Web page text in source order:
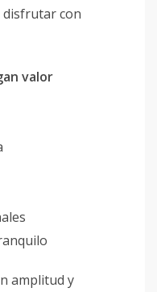
disfrutar con
valor
amplitud y